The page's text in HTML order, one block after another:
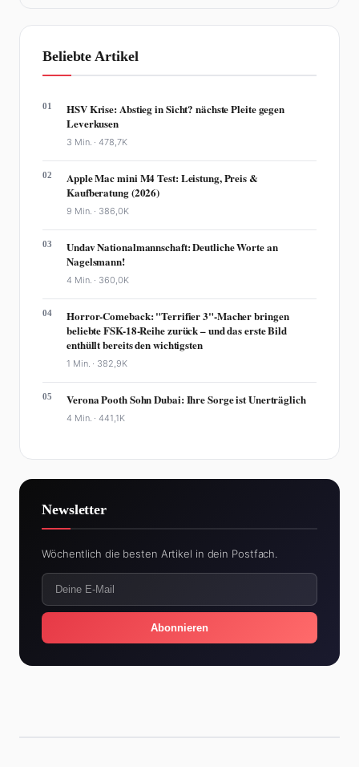
Beliebte Artikel
01
HSV Krise: Abstieg in Sicht? nächste Pleite gegen
Leverkusen
3 Min. ·478,7K
02
Apple Mac mini M4 Test: Leistung, Preis &
Kaufberatung (2026)
9 Min. · 386,0K
03
Undav Nationalmannschaft: Deutliche Worte an
Nagelsmann!
4 Min. · 360,0K
04
Horror-Comeback: "Terrifier 3"-Macher bringen
beliebte FSK-18-Reihe zurück – und das erste Bild
enthüllt bereits den wichtigsten
1 Min. · 382,9K
05 Verona Pooth Sohn Dubai: Ihre Sorge ist Unerträglich
4 Min. ·441,1K
Newsletter
Wöchentlich die besten Artikel in dein Postfach.
Abonnieren